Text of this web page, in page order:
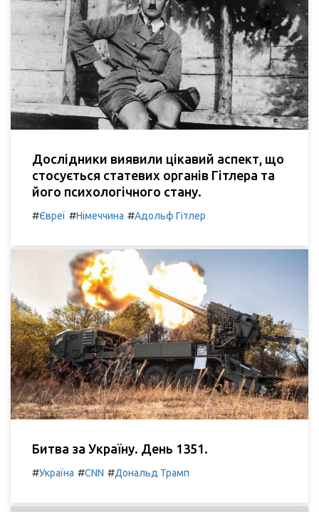
Дослідники виявили цікавий аспект, що
стосується статевих органів Гітлера та
його психологічного стану.
#Євреї #Німеччина #Адольф Гітлер
Битва за Україну. День 1351.
#Україна #CNN #Дональд Трамп